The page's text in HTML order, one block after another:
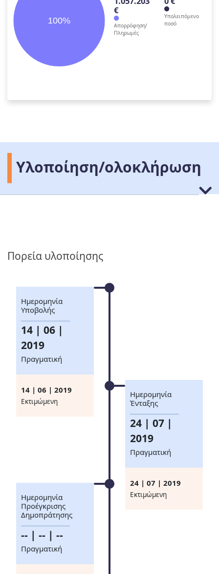
100%
€
Απορρόφηση/
Πληρωμές
Υπολειπόμενο
ποσό
Υλοποίηση/ολοκλήρωση
Πορεία υλοποίησης
Ημερομηνία
Υποβολής
14 | 06 |
2019
Πραγματική
14 | 06 | 2019
Eκτιμώμενη
Ημερομηνία
Ένταξης
24 | 07 |
2019
Πραγματική
24 | 07 | 2019
Eκτιμώμενη
Ημερομηνία
Προέγκρισης
Δημοπράτησης
-- | -- | --
Πραγματική